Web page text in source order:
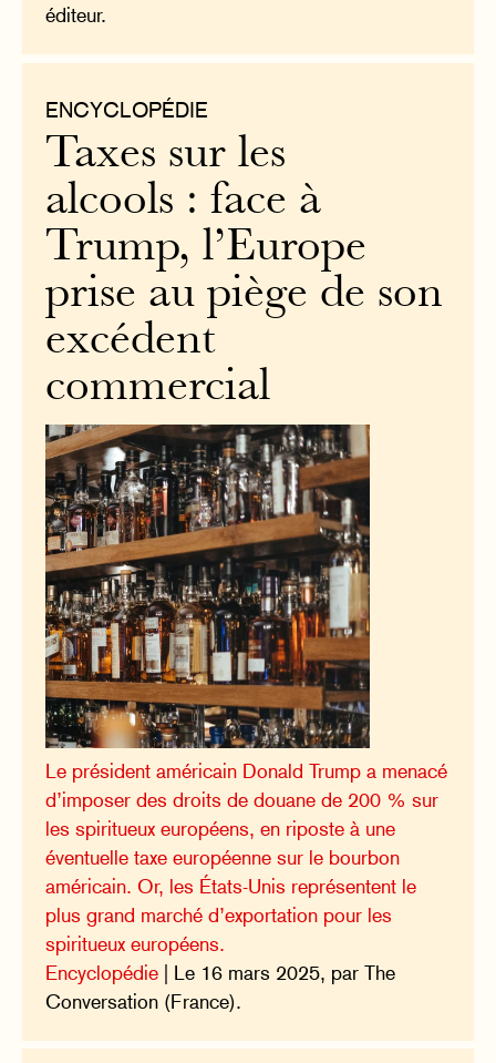
éditeur.
ENCYCLOPÉDIE
Taxes sur les
alcools : face à
Trump, l’Europe
prise au piège de son
excédent
commercial
Le président américain Donald Trump a menacé
d’imposer des droits de douane de 200 % sur
les spiritueux européens, en riposte à une
éventuelle taxe européenne sur le bourbon
américain. Or, les États-Unis représentent le
plus grand marché d’exportation pour les
spiritueux européens.
Encyclopédie | Le 16 mars 2025, par The
Conversation (France).